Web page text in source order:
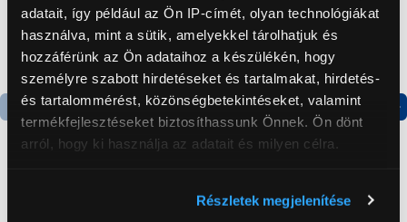
adatait, így például az Ön IP-címét, olyan technológiákat
használva, mint a sütik, amelyekkel tárolhatjuk és
hozzáférünk az Ön adataihoz a készülékén, hogy
személyre szabott hirdetéseket és tartalmakat, hirdetés-
és tartalommérést, közönségbetekintéseket, valamint
termékfejlesztéseket biztosíthassunk Önnek. Ön dönt
arról, hogy ki használja az adatait és milyen célra.
Részletek megjelenítése
Termék adatlap
Samsung Galaxy A54 5G
Szíjas tok, fehér (EF-